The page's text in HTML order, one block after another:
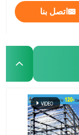
اتصل بنا